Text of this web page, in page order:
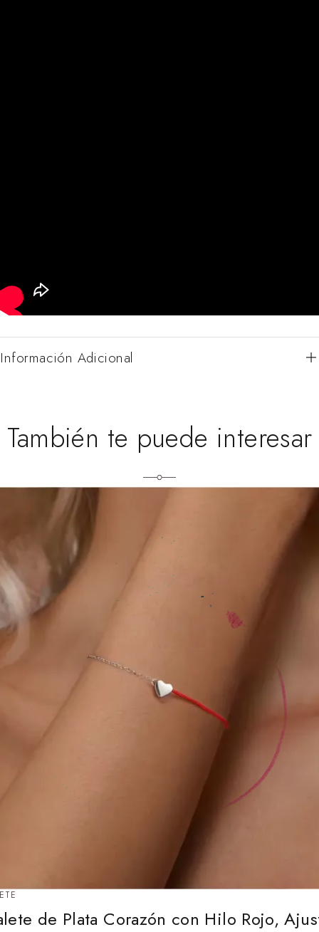
Información Adicional
También te puede interesar
de Plata Corazón con Hilo Rojo,